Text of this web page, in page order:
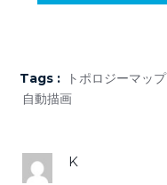
Tags : トポロジーマップ
自動描画
K